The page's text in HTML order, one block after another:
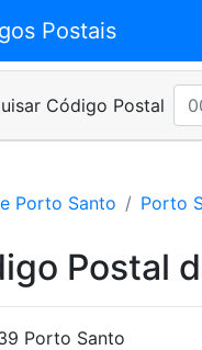
Postais
Código Postal
Porto Santo Porto
Postal
Porto Santo